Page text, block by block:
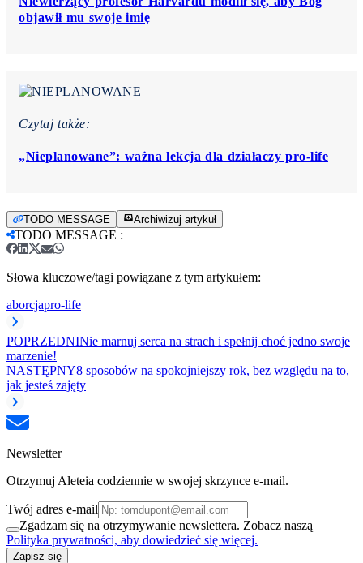
objawił mu swoje imię
Czytaj także:
„Nieplanowane”: ważna lekcja dla działaczy pro-life
TODO MESSAGE Archiwizuj artykuł
TODO MESSAGE :
Słowa kluczowe/tagi powiązane z tym artykułem:
aborcjapro-life
POPRZEDNINie marnuj serca na strach i spełnij choć jedno swoje
marzenie!
NASTĘPNY8 sposobów na spokojniejszy rok, bez względu na to,
jak jesteś zajęty
Newsletter
Otrzymuj Aleteia codziennie w swojej skrzynce e-mail.
Twój adres e-mail
Zgadzam się na otrzymywanie newslettera. Zobacz naszą
Polityka prywatności, aby dowiedzieć się więcej.
Zapisz się